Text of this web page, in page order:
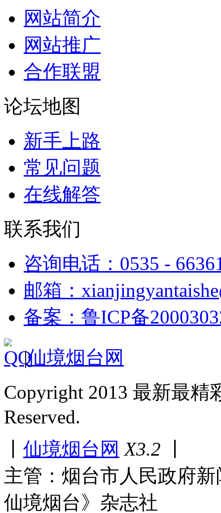
网站简介
网站推广
合作联盟
论坛地图
新手上路
常见问题
在线解答
联系我们
咨询电话：0535 -
邮箱：
备案：鲁ICP备
|仙境烟台网
Copyright 2013 最新最
Reserved.
仙境烟台网 X3.2
主管：烟台市人民政府
仙境烟台》杂志社